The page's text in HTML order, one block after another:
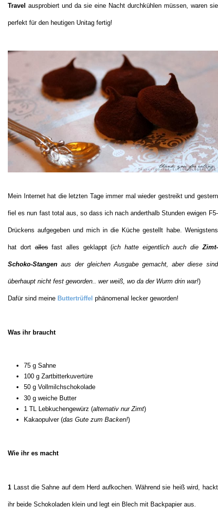
Travel ausprobiert und da sie eine Nacht durchkühlen müssen, waren sie
perfekt für den heutigen Unitag fertig!
Mein Internet hat die letzten Tage immer mal wieder gestreikt und gestern
fiel es nun fast total aus, so dass ich nach anderthalb Stunden ewigen F5-
Drückens aufgegeben und mich in die Küche gestellt habe. Wenigstens
hat dortallesfast alles geklappt (ich hatte eigentlich auch dieZimt-
Schoko-Stangenaus der gleichen Ausgabe gemacht, aber diese sind
überhaupt nicht fest geworden.. wer weiß, wo da der Wurm drin war!)
Dafür sind meine Buttertrüffelphänomenal lecker geworden!
Was ihr braucht
75 g Sahne
100 g Zartbitterkuvertüre
50 g Vollmilchschokolade
30 g weiche Butter
1 TL Lebkuchengewürz (alternativ nur Zimt)
Kakaopulver (das Gute zum Backen!)
Wie ihr es macht
1 Lasst die Sahne auf dem Herd aufkochen. Während sie heiß wird, hackt
ihr beide Schokoladen klein und legt ein Blech mit Backpapier aus.